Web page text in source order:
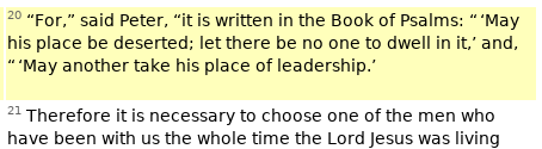
20 “For,” said Peter, “it is written in the Book of Psalms: “ ‘May
his place be deserted; let there be no one to dwell in it,’ and,
“ ‘May another take his place of leadership.’
21 Therefore it is necessary to choose one of the men who
have been with us the whole time the Lord Jesus was living